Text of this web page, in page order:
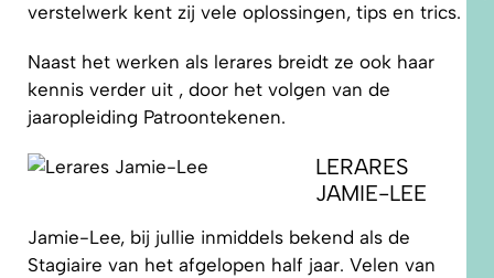
verstelwerk kent zij vele oplossingen, tips en trics.
Naast het werken als lerares breidt ze ook haar
kennis verder uit , door het volgen van de
jaaropleiding Patroontekenen.
LERARES
JAMIE-LEE
Jamie-Lee, bij jullie inmiddels bekend als de
Stagiaire van het afgelopen half jaar. Velen van